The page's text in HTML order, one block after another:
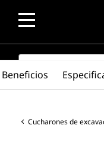
SEARCH
Cucharones de
Beneficios